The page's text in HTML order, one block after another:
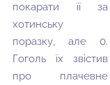
покарати її за
хотинську
поразку, але 0.
Гоголь їх звістив
про плачевне